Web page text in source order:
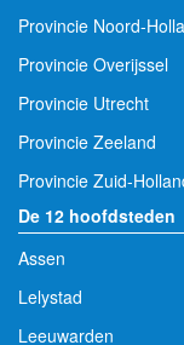
Provincie Noord-
Provincie Overijssel
Provincie Utrecht
Provincie Zeeland
Provincie Zuid-
De 12 hoofdsteden
Assen
Lelystad
Leeuwarden